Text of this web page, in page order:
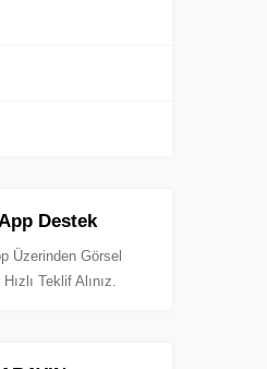
Destek
Üzerinden Görsel
Teklif Alınız.